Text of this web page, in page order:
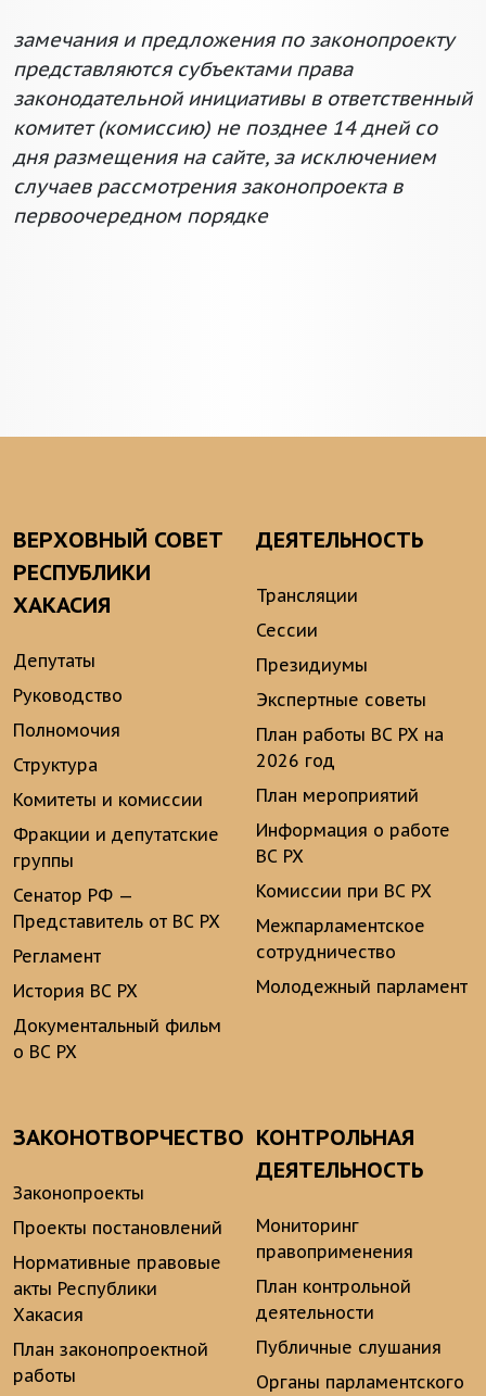
замечания и предложения по законопроекту
представляются субъектами права
законодательной инициативы в ответственный
комитет (комиссию) не позднее 14 дней со
дня размещения на сайте, за исключением
случаев рассмотрения законопроекта в
первоочередном порядке
ВЕРХОВНЫЙ СОВЕТ
РЕСПУБЛИКИ
ХАКАСИЯ
Депутаты
Руководство
Полномочия
Структура
Комитеты и комиссии
Фракции и депутатские
группы
Сенатор РФ —
Представитель от ВС РХ
Регламент
История ВС РХ
Документальный фильм
о ВС РХ
ДЕЯТЕЛЬНОСТЬ
Трансляции
Сессии
Президиумы
Экспертные советы
План работы ВС РХ на
2026 год
План мероприятий
Информация о работе
ВС РХ
Комиссии при ВС РХ
Межпарламентское
сотрудничество
Молодежный парламент
ЗАКОНОТВОРЧЕСТВО
Законопроекты
Проекты постановлений
Нормативные правовые
акты Республики
Хакасия
План законопроектной
работы
КОНТРОЛЬНАЯ
ДЕЯТЕЛЬНОСТЬ
Мониторинг
правоприменения
План контрольной
деятельности
Публичные слушания
Органы парламентского